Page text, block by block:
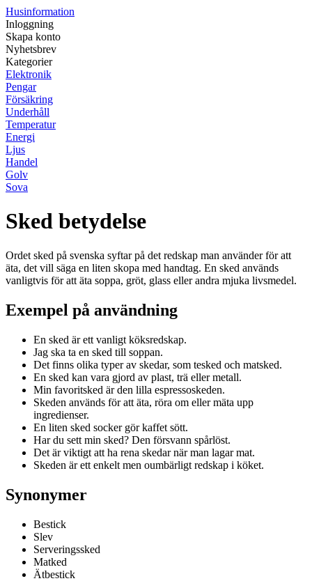
Husinformation
Inloggning
Skapa konto
Nyhetsbrev
Kategorier
Elektronik
Pengar
Försäkring
Underhåll
Temperatur
Energi
Ljus
Handel
Golv
Sova
Sked betydelse
Ordet sked på svenska syftar på det redskap man använder för att
äta, det vill säga en liten skopa med handtag. En sked används
vanligtvis för att äta soppa, gröt, glass eller andra mjuka livsmedel.
Exempel på användning
En sked är ett vanligt köksredskap.
Jag ska ta en sked till soppan.
Det finns olika typer av skedar, som tesked och matsked.
En sked kan vara gjord av plast, trä eller metall.
Min favoritsked är den lilla espressoskeden.
Skeden används för att äta, röra om eller mäta upp
ingredienser.
En liten sked socker gör kaffet sött.
Har du sett min sked? Den försvann spårlöst.
Det är viktigt att ha rena skedar när man lagar mat.
Skeden är ett enkelt men oumbärligt redskap i köket.
Synonymer
Bestick
Slev
Serveringssked
Matked
Ätbestick